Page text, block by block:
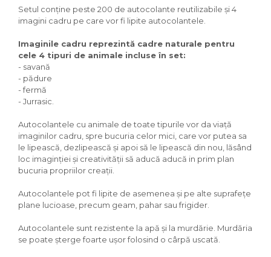
Setul conține peste 200 de autocolante reutilizabile și 4
imagini cadru pe care vor fi lipite autocolantele.
Imaginile cadru reprezintă cadre naturale pentru
cele 4 tipuri de animale incluse în set:
- savană
- pădure
- fermă
- Jurrasic.
Autocolantele cu animale de toate tipurile vor da viață
imaginilor cadru, spre bucuria celor mici, care vor putea sa
le lipească, dezlipească și apoi să le lipească din nou, lăsând
loc imaginției și creativității să aducă aducă in prim plan
bucuria propriilor creații.
Autocolantele pot fi lipite de asemenea și pe alte suprafețe
plane lucioase, precum geam, pahar sau frigider.
Autocolantele sunt rezistente la apă și la murdărie. Murdăria
se poate șterge foarte ușor folosind o cârpă uscată.